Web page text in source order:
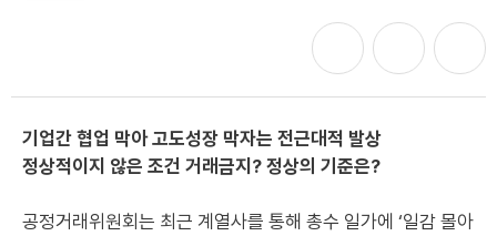
기업간 협업 막아 고도성장 막자는 전근대적 발상
정상적이지 않은 조건 거래금지? 정상의 기준은?
공정거래위원회는 최근 계열사를 통해 총수 일가에 ‘일감 몰아